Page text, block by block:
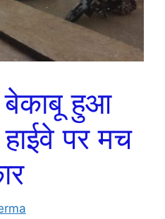
बेकाबू हुआ
पर मच